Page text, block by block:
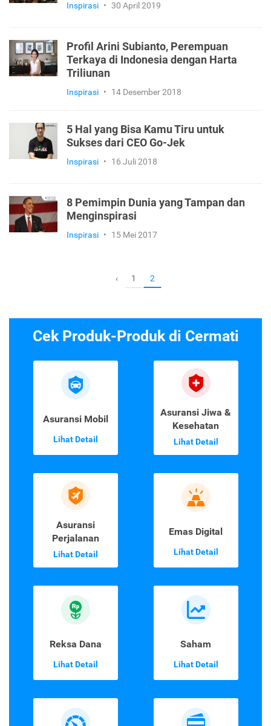
Inspirasi • 30 April 2019
Profil Arini Subianto, Perempuan
Terkaya di Indonesia dengan Harta
Triliunan
Inspirasi • 14 Desember 2018
5 Hal yang Bisa Kamu Tiru untuk
Sukses dari CEO Go-Jek
Inspirasi • 16 Juli 2018
8 Pemimpin Dunia yang Tampan dan
Menginspirasi
Inspirasi • 15 Mei 2017
‹ 1 2
Cek Produk-Produk di Cermati
Asuransi Mobil
Lihat Detail
Asuransi Jiwa &
Kesehatan
Lihat Detail
Asuransi
Perjalanan
Lihat Detail
Emas Digital
Lihat Detail
Reksa Dana
Lihat Detail
Saham
Lihat Detail